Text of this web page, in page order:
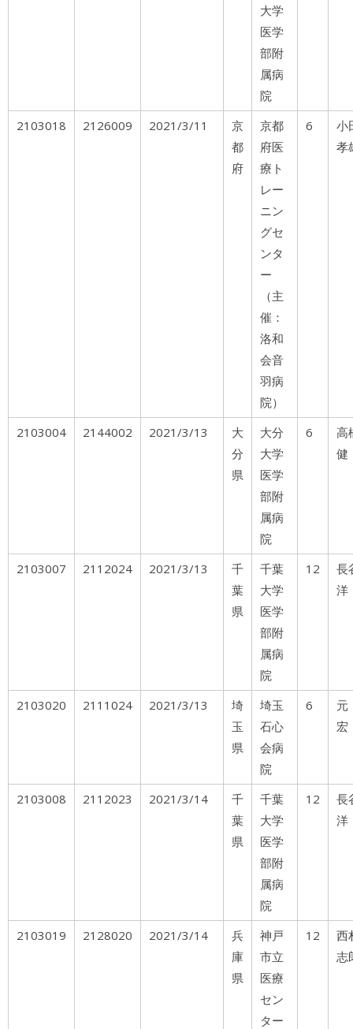
大学
医学
部附
属病
院
2103018 2126009 2021/3/11
京
都
府
京都
府医
療ト
レー
ニン
グセ
ンタ
ー
（主
催：
洛和
会音
羽病
院）
6
小
孝
2103004 2144002 2021/3/13
大
分
県
大分
大学
医学
部附
属病
院
6
健
2103007 2112024 2021/3/13
千
葉
県
千葉
大学
医学
部附
属病
院
12
長
洋
2103020 2111024 2021/3/13
埼
玉
県
埼玉
石心
会病
院
6
宏
2103008 2112023 2021/3/14
千
葉
県
千葉
大学
医学
部附
属病
院
12
長
洋
2103019 2128020 2021/3/14
兵
庫
県
神戸
市立
医療
セン
ター
12
西
志